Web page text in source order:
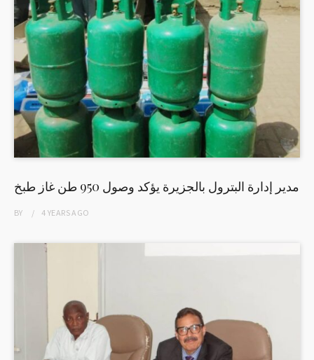
مدير إدارة البترول بالجزيرة يؤكد وصول 950 طن غاز طبخ
BY 4 YEARSAGO